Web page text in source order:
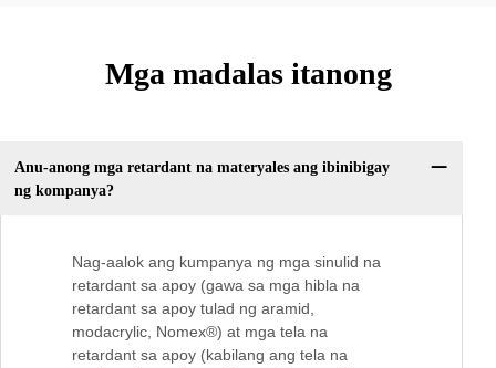
Mga madalas itanong
Anu-anong mga retardant na materyales ang ibinibigay
ng kompanya?
Nag-aalok ang kumpanya ng mga sinulid na
retardant sa apoy (gawa sa mga hibla na
retardant sa apoy tulad ng aramid,
modacrylic, Nomex®) at mga tela na
retardant sa apoy (kabilang ang tela na